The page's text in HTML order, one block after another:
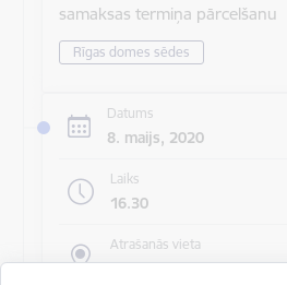
samaksas termiņa
Rīgas domes sēdes
Datums
8. maijs, 2020
Laiks
16.30
Atrašanās vieta
Rīgas domes sēžu zāle